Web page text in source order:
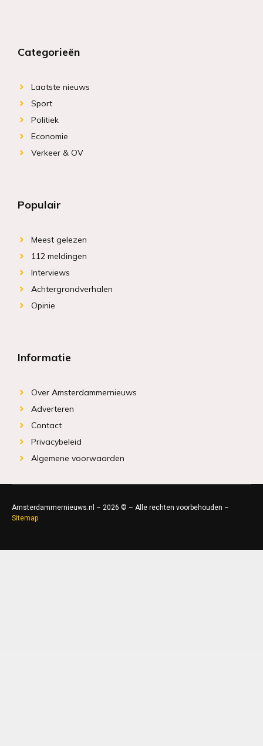
Categorieën
Laatste nieuws
Sport
Politiek
Economie
Verkeer & OV
Populair
Meest gelezen
112 meldingen
Interviews
Achtergrondverhalen
Opinie
Informatie
Over Amsterdammernieuws
Adverteren
Contact
Privacybeleid
Algemene voorwaarden
Amsterdammernieuws.nl – 2026 © – Alle rechten voorbehouden –
Sitemap